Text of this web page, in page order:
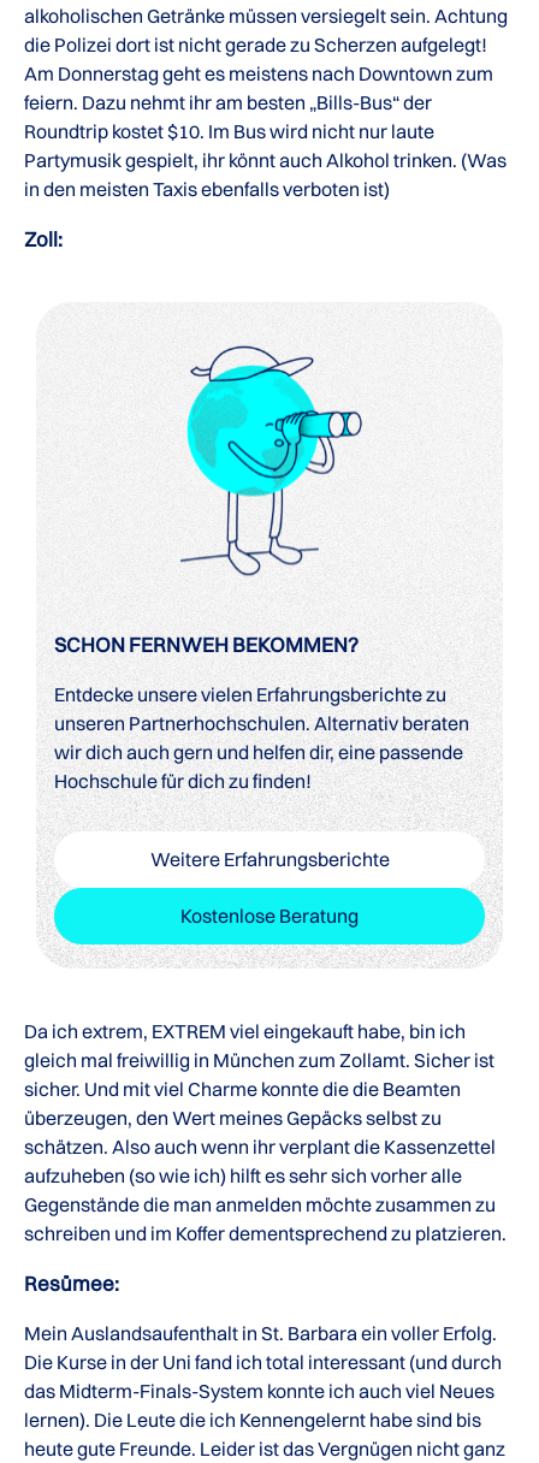
alkoholischen Getränke müssen versiegelt sein. Achtung
die Polizei dort ist nicht gerade zu Scherzen aufgelegt!
Am Donnerstag geht es meistens nach Downtown zum
feiern. Dazu nehmt ihr am besten „Bills-Bus“ der
Roundtrip kostet $10. Im Bus wird nicht nur laute
Partymusik gespielt, ihr könnt auch Alkohol trinken. (Was
in den meisten Taxis ebenfalls verboten ist)
Zoll:
SCHON FERNWEH BEKOMMEN?
Entdecke unsere vielen Erfahrungsberichte zu
unseren Partnerhochschulen. Alternativ beraten
wir dich auch gern und helfen dir, eine passende
Hochschule für dich zu finden!
Weitere Erfahrungsberichte
Kostenlose Beratung
Da ich extrem, EXTREM viel eingekauft habe, bin ich
gleich mal freiwillig in München zum Zollamt. Sicher ist
sicher. Und mit viel Charme konnte die die Beamten
überzeugen, den Wert meines Gepäcks selbst zu
schätzen. Also auch wenn ihr verplant die Kassenzettel
aufzuheben (so wie ich) hilft es sehr sich vorher alle
Gegenstände die man anmelden möchte zusammen zu
schreiben und im Koffer dementsprechend zu platzieren.
Resümee:
Mein Auslandsaufenthalt in St. Barbara ein voller Erfolg.
Die Kurse in der Uni fand ich total interessant (und durch
das Midterm-Finals-System konnte ich auch viel Neues
lernen). Die Leute die ich Kennengelernt habe sind bis
heute gute Freunde. Leider ist das Vergnügen nicht ganz